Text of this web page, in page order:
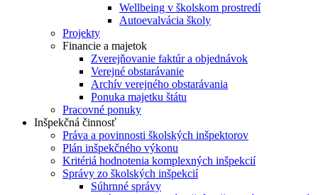
Wellbeing v školskom prostredí
Autoevalvácia školy
Projekty
Financie a majetok
Zverejňovanie faktúr a objednávok
Verejné obstarávanie
Archív verejného obstarávania
Ponuka majetku štátu
Pracovné ponuky
Inšpekčná činnosť
Práva a povinnosti školských inšpektorov
Plán inšpekčného výkonu
Kritériá hodnotenia komplexných inšpekcií
Správy zo školských inšpekcií
Súhrnné správy